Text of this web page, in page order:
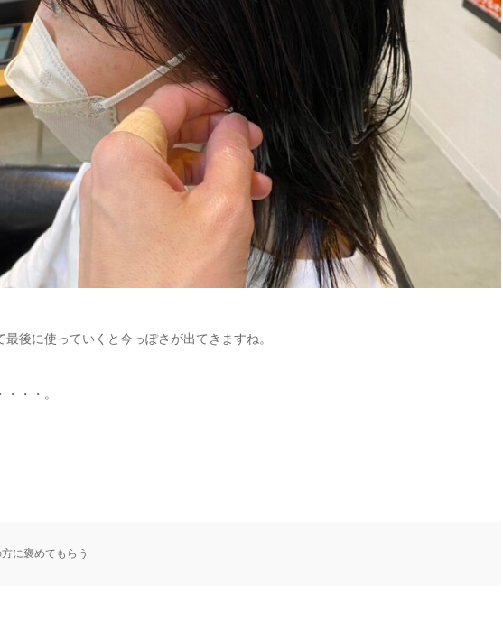
後に使っていくと今っぽさが出てきますね。
・・。
に褒めてもらう